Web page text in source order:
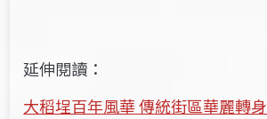
延伸閱讀：
大稻埕百年風華 傳統街區華麗轉身